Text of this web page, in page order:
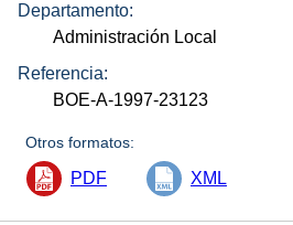
Departamento:
Administración Local
Referencia:
BOE-A-1997-23123
Otros formatos:
PDF XML